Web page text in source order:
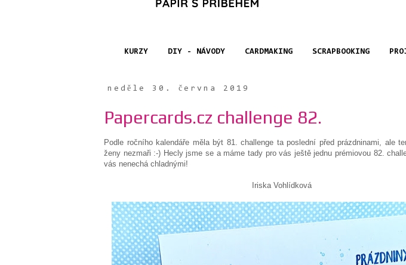
KURZY DIY - NÁVODY CARDMAKING SCRAPBOOKING
neděle 30. června 2019
Papercards.cz challenge 82.
Podle ročního kalendáře měla být 81. challenge ta poslední před prázdninami, ale
ženy nezmaři :-) Hecly jsme se a máme tady pro vás ještě jednu prémiovou 82.
vás nenechá chladnými!
Iriska Vohlídková